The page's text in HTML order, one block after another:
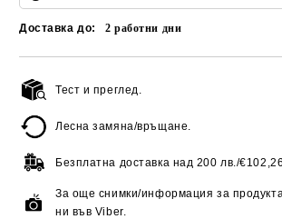
Доставка до: 2работни дни
Тест и преглед.
Лесна замяна/връщане.
Безплатна доставка над 200 лв./€102,26.
За още снимки/информация за
ни във Viber.